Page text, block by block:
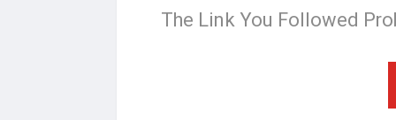
The Link You Followed